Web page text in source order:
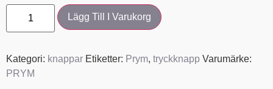
Lägg Till I Varukorg
Kategori: knappar Etiketter: Prym, tryckknapp Varumärke:
PRYM